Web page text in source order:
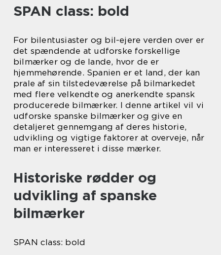
SPAN class: bold
For bilentusiaster og bil-ejere verden over er
det spændende at udforske forskellige
bilmærker og de lande, hvor de er
hjemmehørende. Spanien er et land, der kan
prale af sin tilstedeværelse på bilmarkedet
med flere velkendte og anerkendte spansk
producerede bilmærker. I denne artikel vil vi
udforske spanske bilmærker og give en
detaljeret gennemgang af deres historie,
udvikling og vigtige faktorer at overveje, når
man er interesseret i disse mærker.
Historiske rødder og
udvikling af spanske
bilmærker
SPAN class: bold